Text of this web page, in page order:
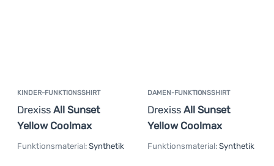
KINDER-FUNKTIONSSHIRT
Drexiss All Sunset
Yellow Coolmax
Funktionsmaterial: Synthetik
DAMEN-FUNKTIONSSHIRT
Drexiss All Sunset
Yellow Coolmax
Funktionsmaterial: Synthetik